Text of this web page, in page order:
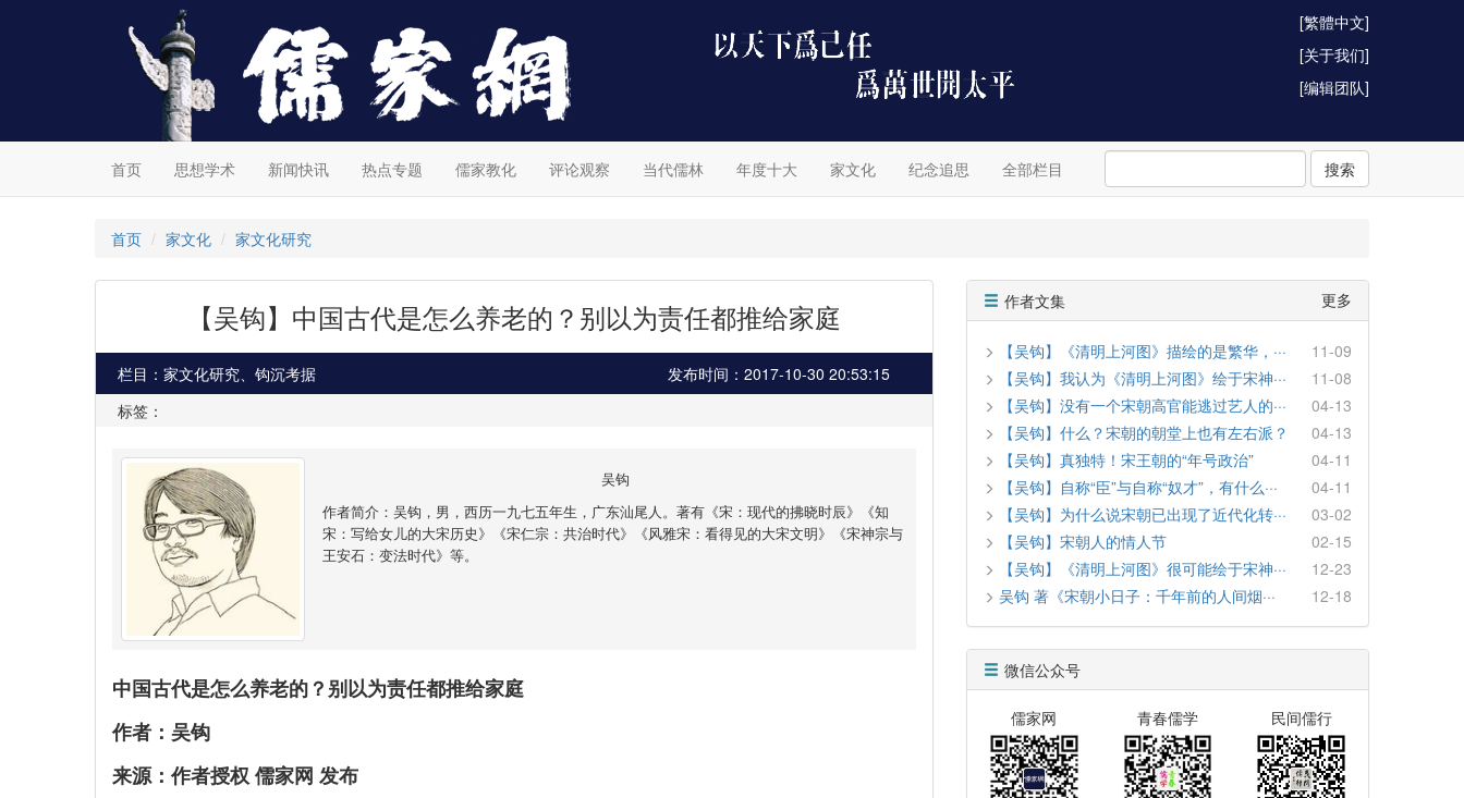
[繁體中文]
[关于我们]
[编辑团队]
首页 思想学术 新闻快讯 热点专题 儒家教化 评论观察 当代儒林 年度十大 家文化 纪念追思 全部栏目 搜索
首页 家文化 家文化研究
【吴钩】中国古代是怎么养老的？别以为责任都推给家庭
栏目：家文化研究、钩沉考据
发布时间：2017-10-30 20:53:15
标签：
吴钩
作者简介：吴钩，男，西历一九七五年生，广东汕尾人。著有《宋：现代的拂晓时辰》《知
宋：写给女儿的大宋历史》《宋仁宗：共治时代》《风雅宋：看得见的大宋文明》《宋神宗与
王安石：变法时代》等。
中国古代是怎么养老的？别以为责任都推给家庭
作者：吴钩
来源：作者授权 儒家网 发布
作者文集 更多
【吴钩】《清明上河图》描绘的是繁华，···
11-09
【吴钩】我认为《清明上河图》绘于宋神···
11-08
【吴钩】没有一个宋朝高官能逃过艺人的···
04-13
【吴钩】什么？宋朝的朝堂上也有左右派？
04-13
【吴钩】真独特！宋王朝的“年号政治”
04-11
【吴钩】自称“臣”与自称“奴才”，有什么···
04-11
【吴钩】为什么说宋朝已出现了近代化转···
03-02
【吴钩】宋朝人的情人节
02-15
【吴钩】《清明上河图》很可能绘于宋神···
12-23
吴钩 著《宋朝小日子：千年前的人间烟···
12-18
微信公众号
儒家网 青春儒学 民间儒行